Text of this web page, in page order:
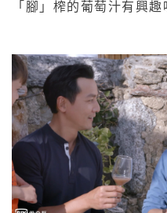
「腳」榨的葡萄汁有興趣